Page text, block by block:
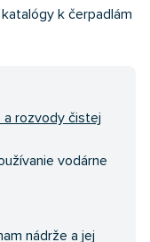
katalógy k čerpadlám
a rozvody čistej
vodárne
nádrže a jej